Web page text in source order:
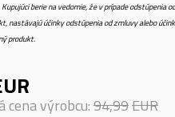
berie na vedomie, že v prípade odstúpenia
nastávajú účinky odstúpenia od zmluvy alebo
produkt.
cena výrobcu:94,99EUR